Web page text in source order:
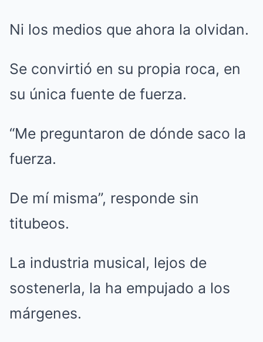
Ni los medios que ahora la olvidan.
Se convirtió en su propia roca, en
su única fuente de fuerza.
“Me preguntaron de dónde saco la
fuerza.
De mí misma”, responde sin
titubeos.
La industria musical, lejos de
sostenerla, la ha empujado a los
márgenes.